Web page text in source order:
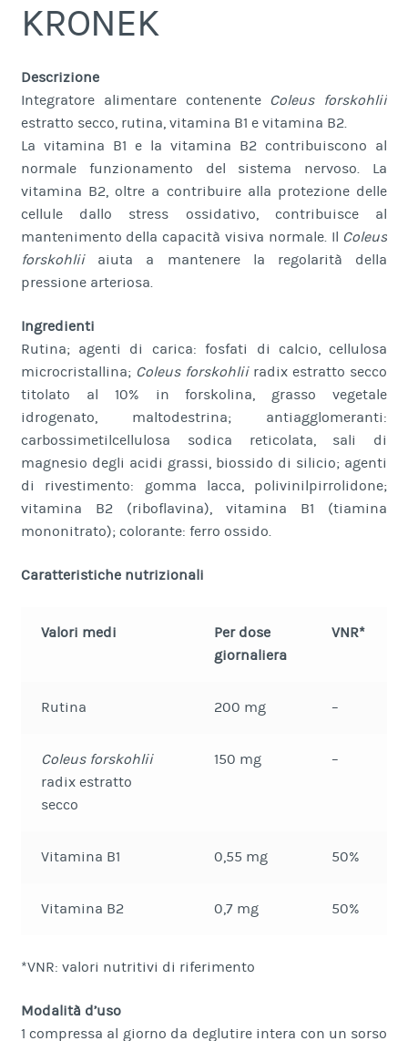
KRONEK
Descrizione
Integratore alimentare contenente Coleus forskohlii
estratto secco, rutina, vitamina B1 e vitamina B2.
La vitamina B1 e la vitamina B2 contribuiscono al
normale funzionamento del sistema nervoso. La
vitamina B2, oltre a contribuire alla protezione delle
cellule dallo stress ossidativo, contribuisce al
mantenimento della capacità visiva normale. Il Coleus
forskohliiaiuta a mantenere la regolarità della
pressione arteriosa.
Ingredienti
Rutina; agenti di carica: fosfati di calcio, cellulosa
microcristallina; Coleus forskohliiradix estratto secco
titolato al 10% in forskolina, grasso vegetale
idrogenato, maltodestrina; antiagglomeranti:
carbossimetilcellulosa sodica reticolata, sali di
magnesio degli acidi grassi, biossido di silicio; agenti
di rivestimento: gomma lacca, polivinilpirrolidone;
vitamina B2 (riboflavina), vitamina B1 (tiamina
mononitrato); colorante: ferro ossido.
Caratteristiche nutrizionali
Valori medi
Per dose
giornaliera
VNR*
Rutina 200 mg –
Coleus forskohlii
radix estratto
secco
150 mg –
Vitamina B1 0,55 mg 50%
Vitamina B2 0,7 mg 50%
*VNR: valori nutritivi di riferimento
Modalità d’uso
1 compressa al giorno da deglutire intera con un sorso